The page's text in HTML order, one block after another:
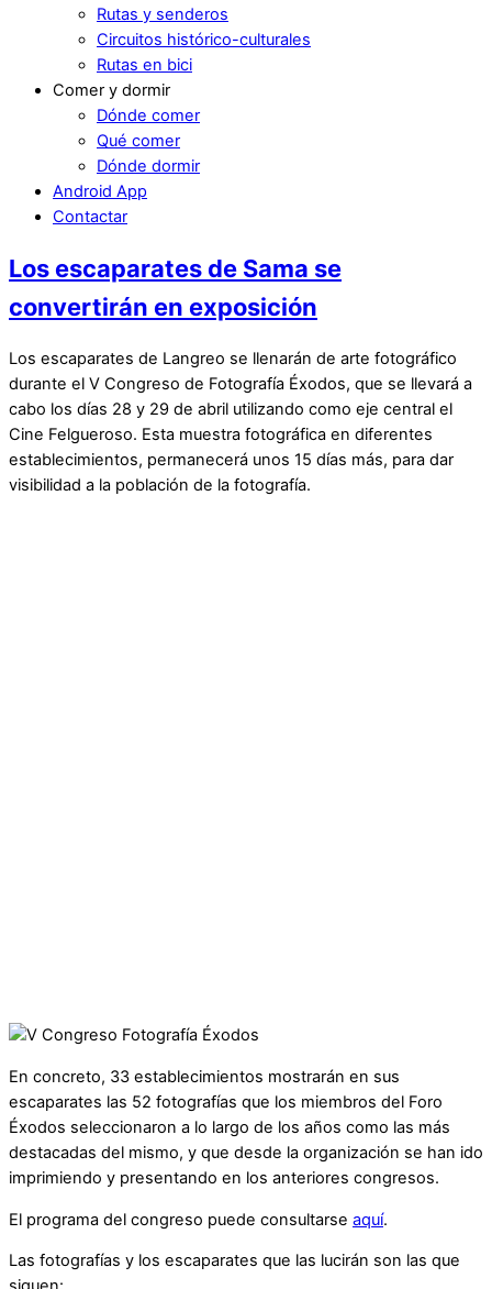
Rutas y senderos
Circuitos histórico-culturales
Rutas en bici
Comer y dormir
Dónde comer
Qué comer
Dónde dormir
Android App
Contactar
Los escaparates de Sama se
convertirán en exposición
Los escaparates de Langreo se llenarán de arte fotográfico
durante el V Congreso de Fotografía Éxodos, que se llevará a
cabo los días 28 y 29 de abril utilizando como eje central el
Cine Felgueroso. Esta muestra fotográfica en diferentes
establecimientos, permanecerá unos 15 días más, para dar
visibilidad a la población de la fotografía.
En concreto, 33 establecimientos mostrarán en sus
escaparates las 52 fotografías que los miembros del Foro
Éxodos seleccionaron a lo largo de los años como las más
destacadas del mismo, y que desde la organización se han ido
imprimiendo y presentando en los anteriores congresos.
El programa del congreso puede consultarse aquí.
Las fotografías y los escaparates que las lucirán son las que